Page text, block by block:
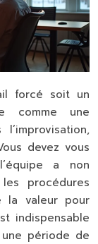
forcé soit un
comme une
devez vous
a non
procédures
la valeur pour
indispensable
période de